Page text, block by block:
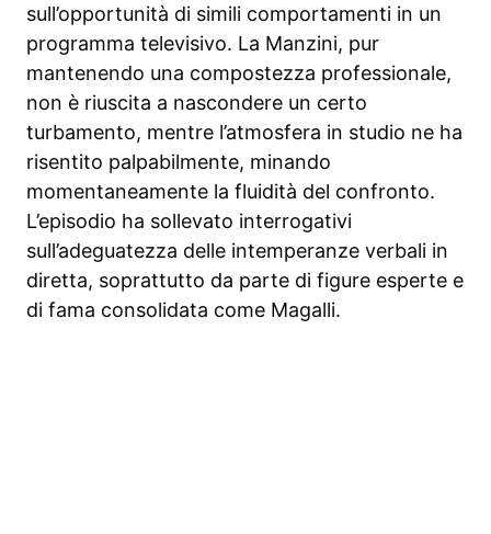
sull’opportunità di simili comportamenti in un
programma televisivo. La Manzini, pur
mantenendo una compostezza professionale,
non è riuscita a nascondere un certo
turbamento, mentre l’atmosfera in studio ne ha
risentito palpabilmente, minando
momentaneamente la fluidità del confronto.
L’episodio ha sollevato interrogativi
sull’adeguatezza delle intemperanze verbali in
diretta, soprattutto da parte di figure esperte e
di fama consolidata come Magalli.